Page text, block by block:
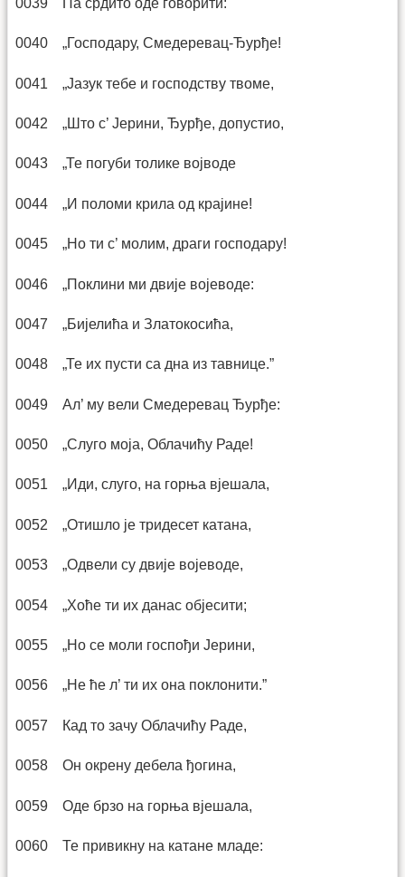
0040 „Господару, Смедеревац-Ђурђе!
0041 „Јазук тебе и господству твоме,
0042 „Што с’ Јерини, Ђурђе, допустио,
0043 „Те погуби толике војводе
0044 „И поломи крила од крајине!
0045 „Но ти с’ молим, драги господару!
0046 „Поклини ми двије војеводе:
0047 „Бијелића и Златокосића,
0048 „Те их пусти са дна из тавнице.”
0049 Ал’ му вели Смедеревац Ђурђе:
0050 „Слуго моја, Облачићу Раде!
0051 „Иди, слуго, на горња вјешала,
0052 „Отишло је тридесет катана,
0053 „Одвели су двије војеводе,
0054 „Хоће ти их данас објесити;
0055 „Но се моли госпођи Јерини,
0056 „Не ће л’ ти их она поклонити.”
0057 Кад то зачу Облачићу Раде,
0058 Он окрену дебела ђогина,
0059 Оде брзо на горња вјешала,
0060 Те привикну на катане младе: